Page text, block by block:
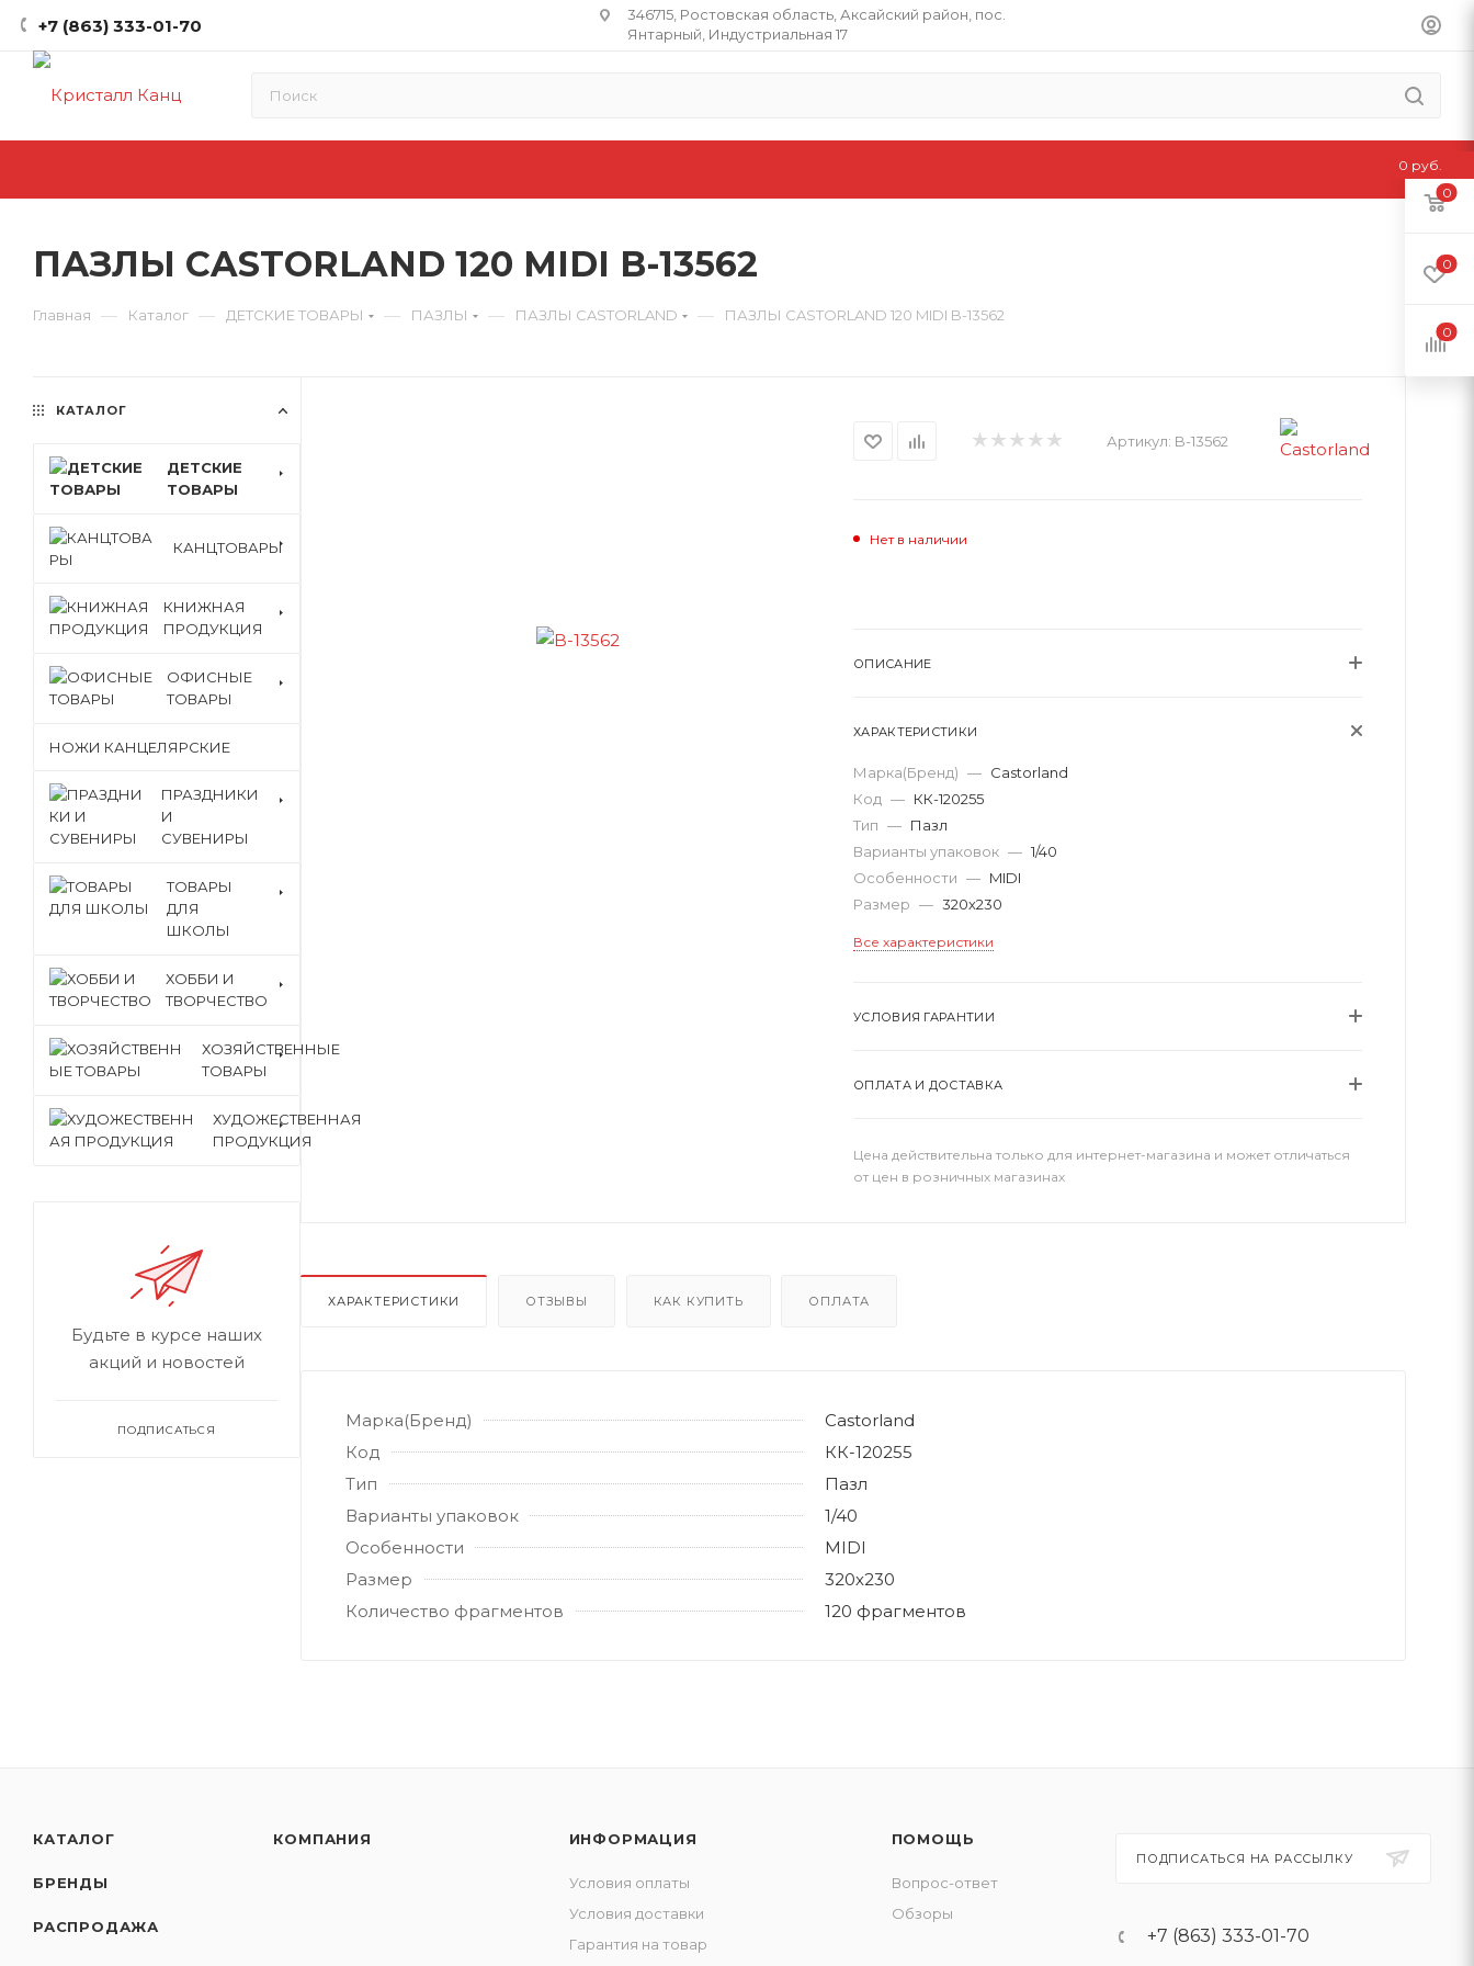
+7 (863) 333-01-70
346715, Ростовская область​, Аксайский район, пос.
Янтарный, Индустриальная 17
ПАЗЛЫ CASTORLAND 120 MIDI B-13562
Главная — Каталог — ДЕТСКИЕ ТОВАРЫ — ПАЗЛЫ — ПАЗЛЫ CASTORLAND — ПАЗЛЫ CASTORLAND 120 MIDI B-13562
Артикул: B-13562
Нет в наличии
ОПИСАНИЕ
ХАРАКТЕРИСТИКИ
Марка(Бренд) — Castorland
Код — КК-120255
Тип — Пазл
Варианты упаковок — 1/40
Особенности — MIDI
Размер — 320х230
Все характеристики
УСЛОВИЯ ГАРАНТИИ
ОПЛАТА И ДОСТАВКА
Цена действительна только для интернет-магазина и может отличаться
от цен в розничных магазинах
ХАРАКТЕРИСТИКИ ОТЗЫВЫ КАК КУПИТЬ ОПЛАТА
Марка(Бренд)
Castorland
Код
КК-120255
Тип
Пазл
Варианты упаковок
1/40
Особенности
MIDI
Размер
320х230
Количество фрагментов
120 фрагментов
КАТАЛОГ
ДЕТСКИЕ
ТОВАРЫ
КАНЦТОВАРЫ
КНИЖНАЯ
ПРОДУКЦИЯ
ОФИСНЫЕ
ТОВАРЫ
НОЖИ КАНЦЕЛЯРСКИЕ
ПРАЗДНИКИ
И
СУВЕНИРЫ
ТОВАРЫ
ДЛЯ
ШКОЛЫ
ХОББИ И
ТВОРЧЕСТВО
ХОЗЯЙСТВЕННЫЕ
ТОВАРЫ
ХУДОЖЕСТВЕННАЯ
ПРОДУКЦИЯ
Будьте в курсе наших
акций и новостей
ПОДПИСАТЬСЯ
КАТАЛОГ
БРЕНДЫ
РАСПРОДАЖА
КОМПАНИЯ ИНФОРМАЦИЯ
Условия оплаты
Условия доставки
Гарантия на товар
ПОМОЩЬ
Вопрос-ответ
Обзоры
ПОДПИСАТЬСЯ НА РАССЫЛКУ
+7 (863) 333-01-70
0
0
0
0 руб.